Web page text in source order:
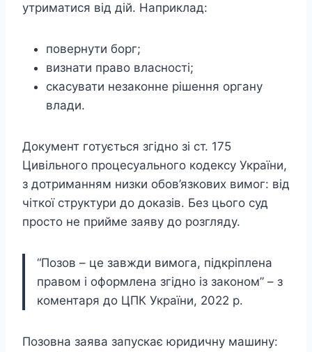
утриматися від дій. Наприклад:
повернути борг;
визнати право власності;
скасувати незаконне рішення органу
влади.
Документ готується згідно зі ст. 175
Цивільного процесуального кодексу України,
з дотриманням низки обов’язкових вимог: від
чіткої структури до доказів. Без цього суд
просто не прийме заяву до розгляду.
“Позов – це завжди вимога, підкріплена
правом і оформлена згідно із законом” – з
коментаря до ЦПК України, 2022 р.
Позовна заява запускає юридичну машину: